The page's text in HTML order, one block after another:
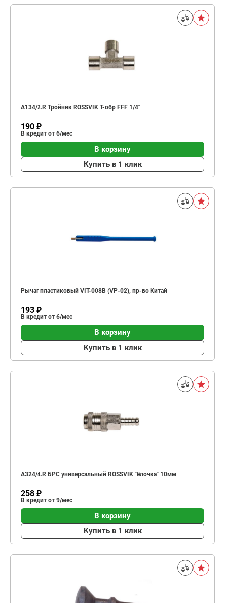
A134/2.R Тройник ROSSVIK Т-обр FFF 1/4"
190 ₽
В кредит от 6/мес
В корзину
Купить в 1 клик
Рычаг пластиковый VIT-008B (VP-02), пр-во Китай
193 ₽
В кредит от 6/мес
В корзину
Купить в 1 клик
A324/4.R БРС универсальный ROSSVIK "ёлочка" 10мм
258 ₽
В кредит от 9/мес
В корзину
Купить в 1 клик